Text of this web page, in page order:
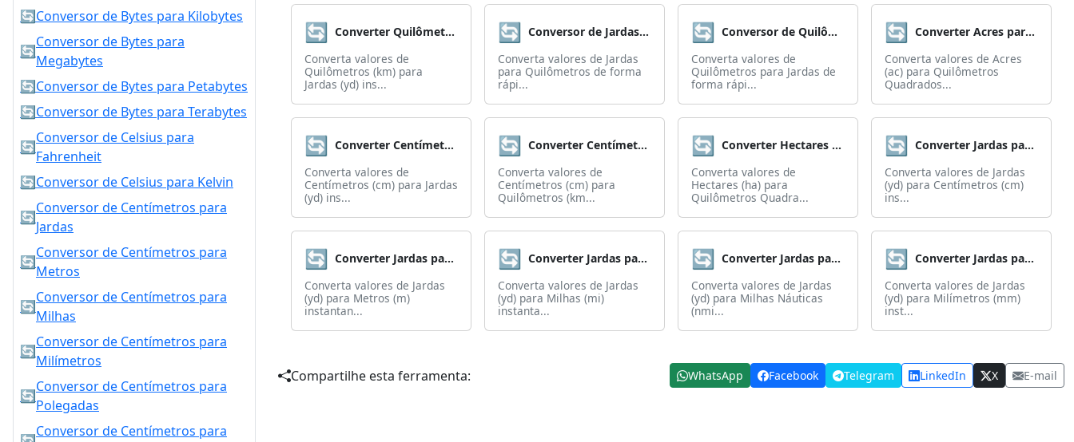
🔄Conversor de Bytes para Kilobytes
🔄
Conversor de Bytes para
Megabytes
🔄Conversor de Bytes para Petabytes
🔄Conversor de Bytes para Terabytes
🔄
Conversor de Celsius para
Fahrenheit
🔄Conversor de Celsius para Kelvin
🔄
Conversor de Centímetros para
Jardas
🔄
Conversor de Centímetros para
Metros
🔄
Conversor de Centímetros para
Milhas
🔄
Conversor de Centímetros para
Milímetros
🔄
Conversor de Centímetros para
Polegadas
Conversor de Centímetros para
🔄
Converter Quilômetros para Jardas
Converta valores de
Quilômetros (km) para
Jardas (yd) ins...
🔄
Conversor de Jardas para Quilômetros
Converta valores de Jardas
para Quilômetros de forma
rápi...
🔄
Conversor de Quilômetros para Jardas
Converta valores de
Quilômetros para Jardas de
forma rápi...
🔄
Converter Acres para Quilômetros Quadrados
Converta valores de Acres
(ac) para Quilômetros
Quadrados...
🔄
Converter Centímetros para Jardas
Converta valores de
Centímetros (cm) para Jardas
(yd) ins...
🔄
Converter Centímetros para Quilômetros
Converta valores de
Centímetros (cm) para
Quilômetros (km...
🔄
Converter Hectares para Quilômetros Quadrados
Converta valores de
Hectares (ha) para
Quilômetros Quadra...
🔄
Converter Jardas para Centímetros
Converta valores de Jardas
(yd) para Centímetros (cm)
ins...
🔄
Converter Jardas para Metros
Converta valores de Jardas
(yd) para Metros (m)
instantan...
🔄
Converter Jardas para Milhas
Converta valores de Jardas
(yd) para Milhas (mi)
instanta...
🔄
Converter Jardas para Milhas Náuticas
Converta valores de Jardas
(yd) para Milhas Náuticas
(nmi...
🔄
Converter Jardas para Milímetros
Converta valores de Jardas
(yd) para Milímetros (mm)
inst...
Compartilhe esta ferramenta: WhatsApp Facebook Telegram LinkedIn X E-mail